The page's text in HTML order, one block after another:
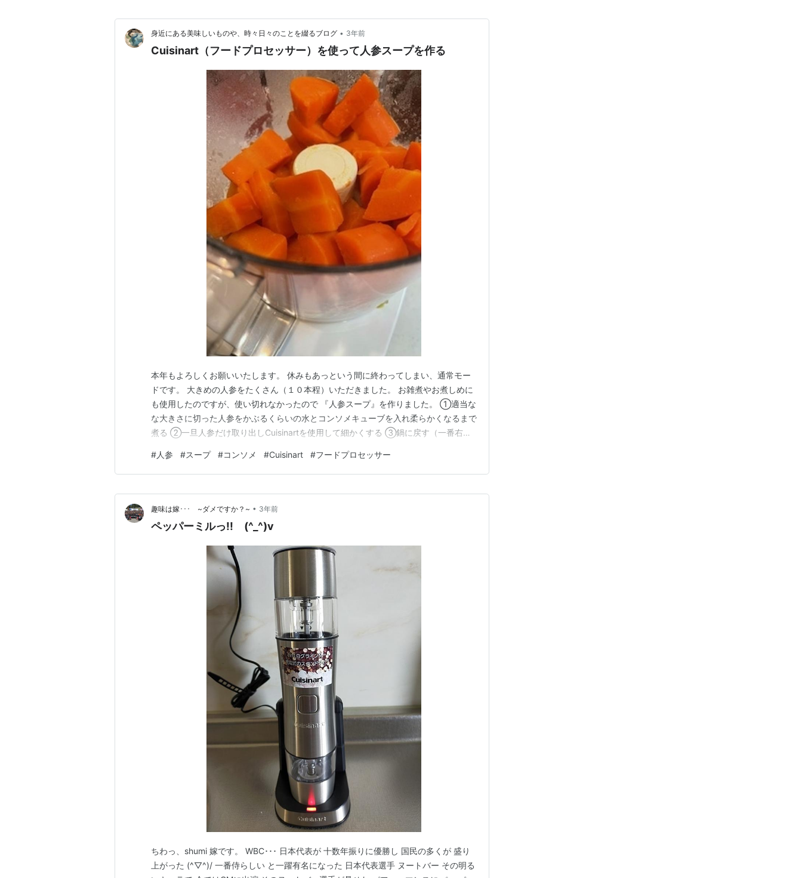
身近にある美味しいものや、時々日々のことを綴るブログ • 3年前
Cuisinart（フードプロセッサー）を使って人参スープを作る
本年もよろしくお願いいたします。 休みもあっという間に終わってしまい、通常モー
ドです。 大きめの人参をたくさん（１０本程）いただきました。 お雑煮やお煮しめに
も使用したのですが、使い切れなかったので 『人参スープ』を作りました。 ①適当な
な大きさに切った人参をかぶるくらいの水とコンソメキューブを入れ柔らかくなるまで
煮る ②一旦人参だけ取り出しCuisinartを使用して細かくする ③鍋に戻す（一番右の
が感じられて美味しいスープです。 www.cuisinart.jp このCuisinartのフードプロセッ
サーを２０…
#人参 #スープ #コンソメ #Cuisinart #フードプロセッサー
趣味は嫁･･･ ~ダメですか？~ • 3年前
ペッパーミルっ!! (^_^)v
ちわっ、shumi 嫁です。 WBC･･･ 日本代表が 十数年振りに優勝し 国民の多くが 盛り
上がった (^▽^)/ 一番侍らしい と一躍有名になった 日本代表選手 ヌートバー その明る